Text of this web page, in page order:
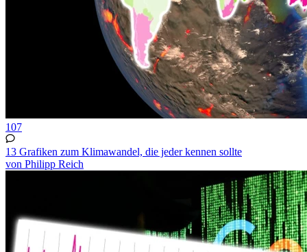
107
13 Grafiken zum Klimawandel, die jeder kennen sollte
von Philipp Reich